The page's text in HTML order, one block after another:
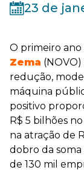
23 de
O primeiro
Zema
redução,
máquina
positivo
R$ 5 bilhões
na atração de
dobro da soma
de 130 mil